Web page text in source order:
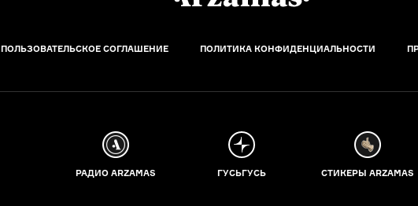
ПОЛЬЗОВАТЕЛЬСКОЕ СОГЛАШЕНИЕ ПОЛИТИКА КОНФИДЕНЦИАЛЬНОСТИ
РАДИО ARZAMAS ГУСЬГУСЬ СТИКЕРЫ ARZAMAS